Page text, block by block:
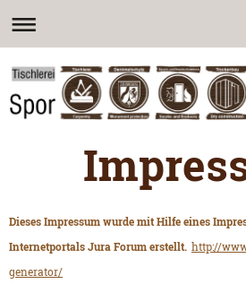
Dieses Impressum wurde mit Hilfe eines
Internetportals Jura Forum erstellt. http://
generator/